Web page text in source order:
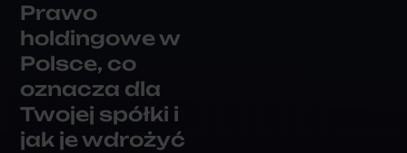
Prawo
holdingowe w
Polsce, co
oznacza dla
Twojej spółki i
jak je wdrożyć